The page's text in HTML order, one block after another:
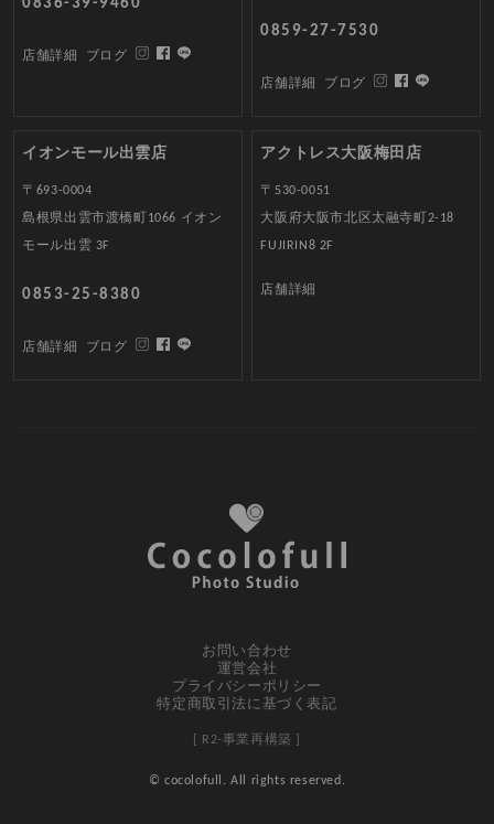
0836-39-9460
店舗詳細 ブログ
0859-27-7530
店舗詳細 ブログ
イオンモール出雲店
〒693-0004
島根県出雲市渡橋町1066 イオン
モール出雲 3F
0853-25-8380
店舗詳細 ブログ
アクトレス大阪梅田店
〒530-0051
大阪府大阪市北区太融寺町2-18
FUJIRIN8 2F
店舗詳細
お問い合わせ
運営会社
プライバシーポリシー
特定商取引法に基づく表記
[ R2-事業再構築 ]
© cocolofull. All rights reserved.